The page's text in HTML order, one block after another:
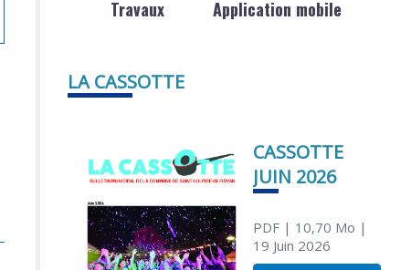
Travaux Application mobile
LA CASSOTTE
CASSOTTE
JUIN 2026
PDF| 10,70 Mo |
19 Juin 2026